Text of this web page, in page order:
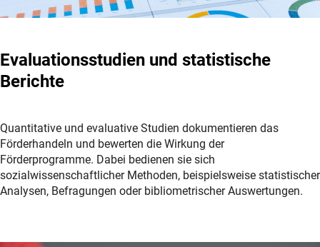
Evaluationsstudien und statistische
Berichte
Quantitative und evaluative Studien dokumentieren das
Förderhandeln und bewerten die Wirkung der
Förderprogramme. Dabei bedienen sie sich
sozialwissenschaftlicher Methoden, beispielsweise statistischer
Analysen, Befragungen oder bibliometrischer Auswertungen.